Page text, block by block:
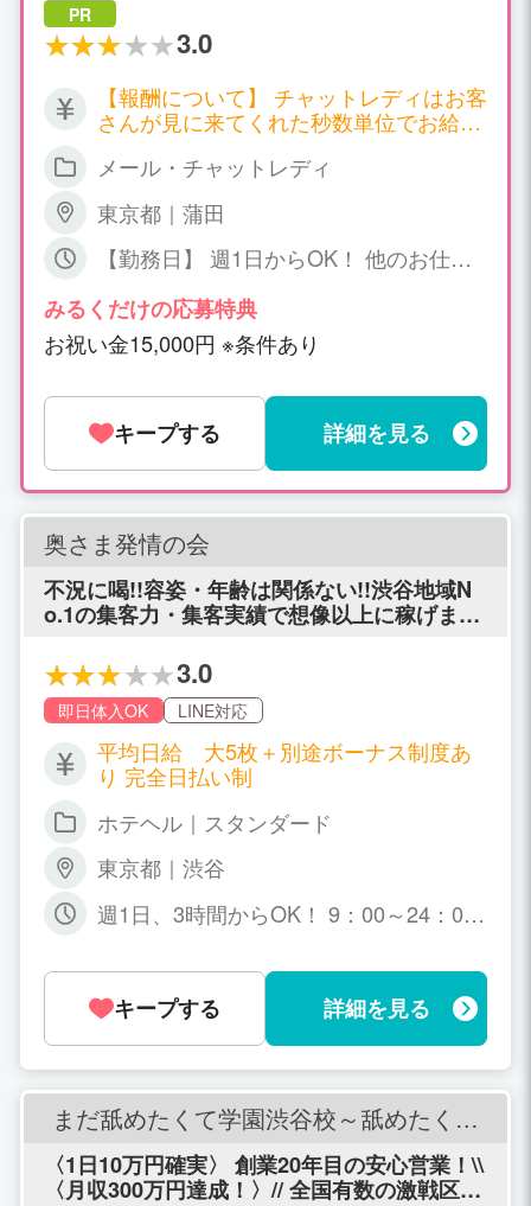
PR
3.0
【報酬について】 チャットレディはお客
さんが見に来てくれた秒数単位でお給料
に報酬も違ってくるのですが、以下一例
2,700円～7,200円 ▼ツーショットチャッ
ト 時給 2,700円～4,500円 ▼パーティ
ーチャット 時給 1,800円～（＊一人の
お客様と話する場合） 同時に会話するお
客様が増えれば増える程、時給ＵＰ！ 平
均で時給3,000円以上、5,000円以上の方
気軽にお問い合わせください。
メール・チャットレディ
東京都｜蒲田
【勤務日】 週1日からOK！ 他のお仕事
深夜、短時間でもOK! ご相談下さい
みるくだけの応募特典
お祝い金15,000円 ※条件あり
キープする 詳細を見る
奥さま発情の会
不況に喝!!容姿・年齢は関係ない!!渋谷地域N
o.1の集客力・集客実績で想像以上に稼げま
3.0
即日体入OK LINE対応
平均日給 大5枚＋別途ボーナス制度あ
り 完全日払い制
ホテヘル｜スタンダード
東京都｜渋谷
週1日、3時間からOK！ 9：00～24：00
キープする 詳細を見る
まだ舐めたくて学園渋谷校～舐めたくて
グループ～
〈1日10万円確実〉 創業20年目の安心営業！\\
〈月収300万円達成！〉// 全国有数の激戦区渋